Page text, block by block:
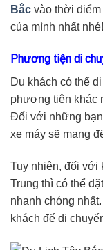
Bắc vào thời
của mình nhất
Phương tiện di
Du khách có thể
phương tiện khác
Đối với những
xe máy sẽ mang
Tuy nhiên, đối với
Trung thì có thể
nhanh chóng
khách để di